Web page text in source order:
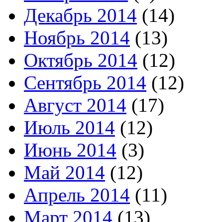
Декабрь 2014 (14)
Ноябрь 2014 (13)
Октябрь 2014 (12)
Сентябрь 2014 (12)
Август 2014 (17)
Июль 2014 (12)
Июнь 2014 (3)
Май 2014 (12)
Апрель 2014 (11)
Март 2014 (13)